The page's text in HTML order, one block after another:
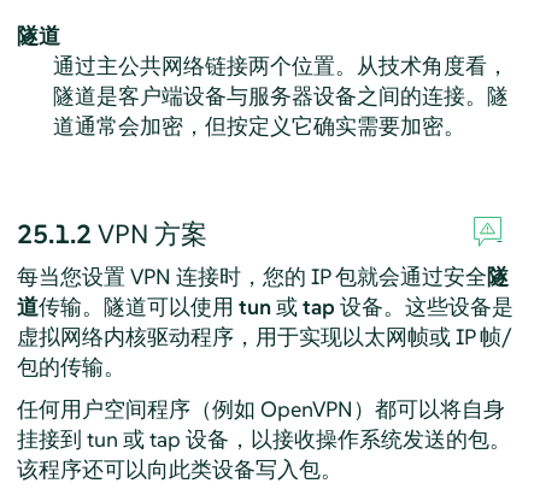
隧道
通过主公共网络链接两个位置。从技术角度看，
隧道是客户端设备与服务器设备之间的连接。隧
道通常会加密，但按定义它确实需要加密。
25.1.2 VPN 方案
每当您设置 VPN 连接时，您的 IP 包就会通过安全隧
道传输。隧道可以使用 tun或tap 设备。这些设备是
虚拟网络内核驱动程序，用于实现以太网帧或 IP 帧/
包的传输。
任何用户空间程序（例如 OpenVPN）都可以将自身
挂接到 tun 或 tap 设备，以接收操作系统发送的包。
该程序还可以向此类设备写入包。